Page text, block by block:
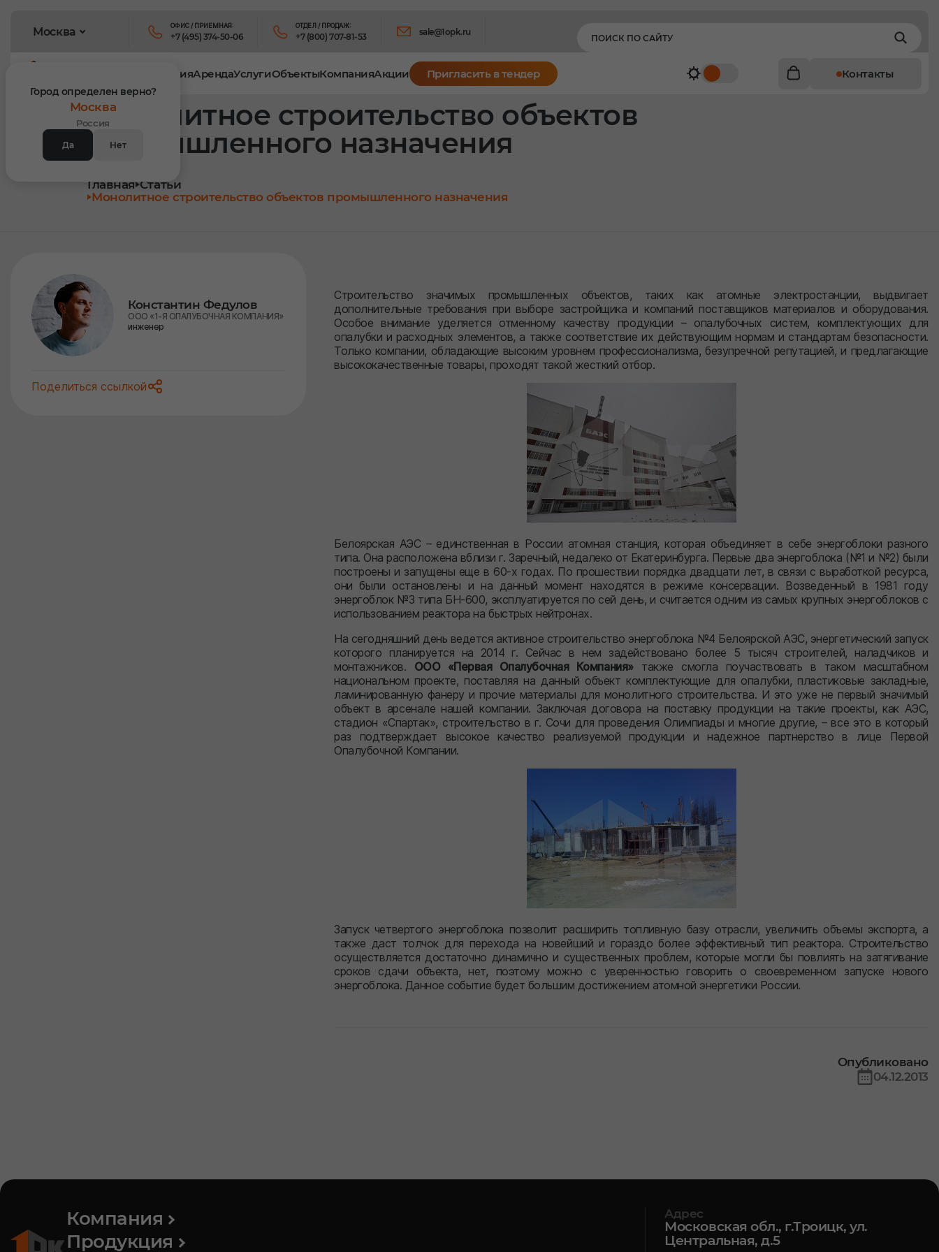
ОФИС / ПРИЕМНАЯ:
+7 (495) 374-50-06
ОТДЕЛ / ПРОДАЖ:
+7 (800) 707-81-53 sale@1opk.ru
Москва
Город определен верно?
Москва
Россия
Да Нет
ПродукцияАрендаУслугиОбъектыКомпанияАкции Пригласить в тендер Контакты
Монолитное строительство объектов
промышленного назначения
Главная Статьи
Монолитное строительство объектов промышленного назначения
Константин Федулов
ООО «1-Я ОПАЛУБОЧНАЯ КОМПАНИЯ»
инженер
Поделиться ссылкой
Строительство значимых промышленных объектов, таких как атомные электростанции, выдвигает
дополнительные требования при выборе застройщика и компаний поставщиков материалов и оборудования.
Особое внимание уделяется отменному качеству продукции – опалубочных систем, комплектующих для
опалубки и расходных элементов, а также соответствие их действующим нормам и стандартам безопасности.
Только компании, обладающие высоким уровнем профессионализма, безупречной репутацией, и предлагающие
высококачественные товары, проходят такой жесткий отбор.
Белоярская АЭС – единственная в России атомная станция, которая объединяет в себе энергоблоки разного
типа. Она расположена вблизи г. Заречный, недалеко от Екатеринбурга. Первые два энергоблока (№1 и №2) были
построены и запущены еще в 60-х годах. По прошествии порядка двадцати лет, в связи с выработкой ресурса,
они были остановлены и на данный момент находятся в режиме консервации. Возведенный в 1981 году
энергоблок №3 типа БН-600, эксплуатируется по сей день, и считается одним из самых крупных энергоблоков с
использованием реактора на быстрых нейтронах.
На сегодняшний день ведется активное строительство энергоблока №4 Белоярской АЭС, энергетический запуск
которого планируется на 2014 г. Сейчас в нем задействовано более 5 тысяч строителей, наладчиков и
монтажников. ООО «Первая Опалубочная Компания»также смогла поучаствовать в таком масштабном
национальном проекте, поставляя на данный объект комплектующие для опалубки, пластиковые закладные,
ламинированную фанеру и прочие материалы для монолитного строительства. И это уже не первый значимый
объект в арсенале нашей компании. Заключая договора на поставку продукции на такие проекты, как АЭС,
стадион «Спартак», строительство в г. Сочи для проведения Олимпиады и многие другие, – все это в который
раз подтверждает высокое качество реализуемой продукции и надежное партнерство в лице Первой
Опалубочной Компании.
Запуск четвертого энергоблока позволит расширить топливную базу отрасли, увеличить объемы экспорта, а
также даст толчок для перехода на новейший и гораздо более эффективный тип реактора. Строительство
осуществляется достаточно динамично и существенных проблем, которые могли бы повлиять на затягивание
сроков сдачи объекта, нет, поэтому можно с уверенностью говорить о своевременном запуске нового
энергоблока. Данное событие будет большим достижением атомной энергетики России.
Опубликовано
04.12.2013
Компания
Продукция
Адрес
Московская обл., г.Троицк, ул.
Центральная, д.5